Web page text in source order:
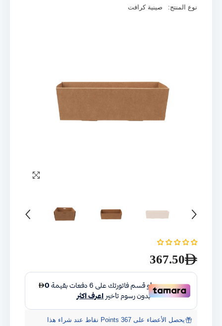
نوع المنتج:
صينية كرافت
367.50
يحصل الأعضاء على 367 Points نقاط عند شراء هذا